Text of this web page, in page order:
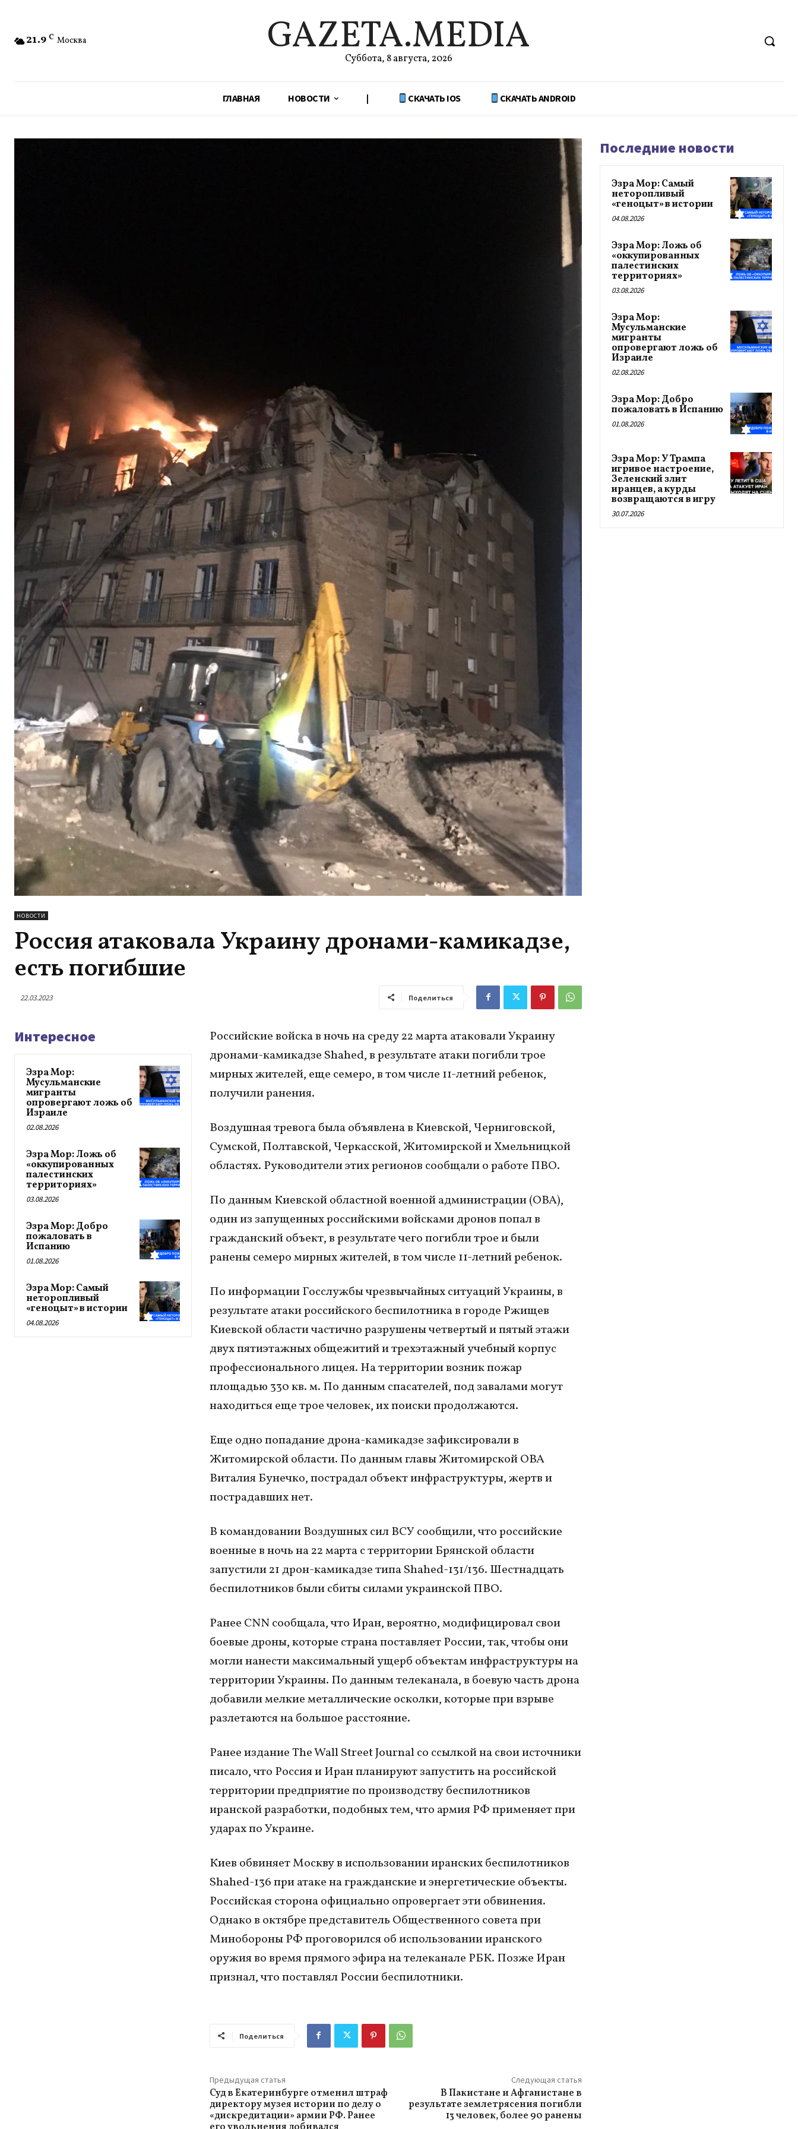
21.9 C Москва GAZETA.MEDIA
Суббота, 8 августа, 2026
ГЛАВНАЯ НОВОСТИ | СКАЧАТЬ IOS СКАЧАТЬ ANDROID
НОВОСТИ
Россия атаковала Украину дронами-камикадзе,
есть погибшие
22.03.2023 Поделиться
Интересное
Эзра Мор:
Мусульманские
мигранты
опровергают ложь об
Израиле
02.08.2026
Эзра Мор: Ложь об
«оккупированных
палестинских
территориях»
03.08.2026
Эзра Мор: Добро
пожаловать в
Испанию
01.08.2026
Эзра Мор: Самый
неторопливый
«геноцыт» в истории
04.08.2026
Российские войска в ночь на среду 22 марта атаковали Украину
дронами-камикадзе Shahed, в результате атаки погибли трое
мирных жителей, еще семеро, в том числе 11-летний ребенок,
получили ранения.
Воздушная тревога была объявлена в Киевской, Черниговской,
Сумской, Полтавской, Черкасской, Житомирской и Хмельницкой
областях. Руководители этих регионов сообщали о работе ПВО.
По данным Киевской областной военной администрации (ОВА),
один из запущенных российскими войсками дронов попал в
гражданский объект, в результате чего погибли трое и были
ранены семеро мирных жителей, в том числе 11-летний ребенок.
По информации Госслужбы чрезвычайных ситуаций Украины, в
результате атаки российского беспилотника в городе Ржищев
Киевской области частично разрушены четвертый и пятый этажи
двух пятиэтажных общежитий и трехэтажный учебный корпус
профессионального лицея. На территории возник пожар
площадью 330 кв. м. По данным спасателей, под завалами могут
находиться еще трое человек, их поиски продолжаются.
Еще одно попадание дрона-камикадзе зафиксировали в
Житомирской области. По данным главы Житомирской ОВА
Виталия Бунечко, пострадал объект инфраструктуры, жертв и
пострадавших нет.
В командовании Воздушных сил ВСУ сообщили, что российские
военные в ночь на 22 марта с территории Брянской области
запустили 21 дрон-камикадзе типа Shahed-131/136. Шестнадцать
беспилотников были сбиты силами украинской ПВО.
Ранее CNN сообщала, что Иран, вероятно, модифицировал свои
боевые дроны, которые страна поставляет России, так, чтобы они
могли нанести максимальный ущерб объектам инфраструктуры на
территории Украины. По данным телеканала, в боевую часть дрона
добавили мелкие металлические осколки, которые при взрыве
разлетаются на большое расстояние.
Ранее издание The Wall Street Journal со ссылкой на свои источники
писало, что Россия и Иран планируют запустить на российской
территории предприятие по производству беспилотников
иранской разработки, подобных тем, что армия РФ применяет при
ударах по Украине.
Киев обвиняет Москву в использовании иранских беспилотников
Shahed-136 при атаке на гражданские и энергетические объекты.
Российская сторона официально опровергает эти обвинения.
Однако в октябре представитель Общественного совета при
Минобороны РФ проговорился об использовании иранского
оружия во время прямого эфира на телеканале РБК. Позже Иран
признал, что поставлял России беспилотники.
Поделиться
Предыдущая статья
Суд в Екатеринбурге отменил штраф
директору музея истории по делу о
«дискредитации» армии РФ. Ранее
Следующая статья
В Пакистане и Афганистане в
результате землетрясения погибли
13 человек, более 90 ранены
Последние новости
Эзра Мор: Самый
неторопливый
«геноцыт» в истории
04.08.2026
Эзра Мор: Ложь об
«оккупированных
палестинских
территориях»
03.08.2026
Эзра Мор:
Мусульманские
мигранты
опровергают ложь об
Израиле
02.08.2026
Эзра Мор: Добро
пожаловать в Испанию
01.08.2026
Эзра Мор: У Трампа
игривое настроение,
Зеленский злит
иранцев, а курды
возвращаются в игру
30.07.2026